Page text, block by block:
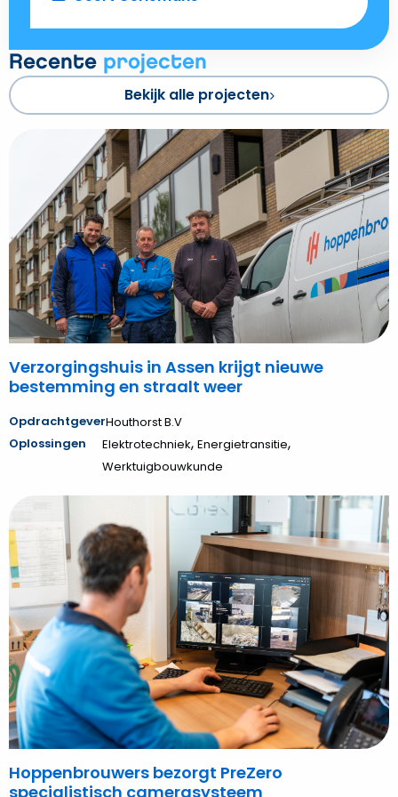
Recente projecten
Bekijk alle projecten
Verzorgingshuis
Assen
krijgt
nieuwe
bestemming
en
straalt
weer
Verzorgingshuis in Assen krijgt nieuwe
bestemming en straalt weer
OpdrachtgeverHouthorst B.V
Oplossingen
Elektrotechniek, Energietransitie,
Werktuigbouwkunde
Hoppenbrouwers
bezorgt
PreZero
specialistisch
camerasysteem
Hoppenbrouwers bezorgt PreZero
specialistisch camerasysteem